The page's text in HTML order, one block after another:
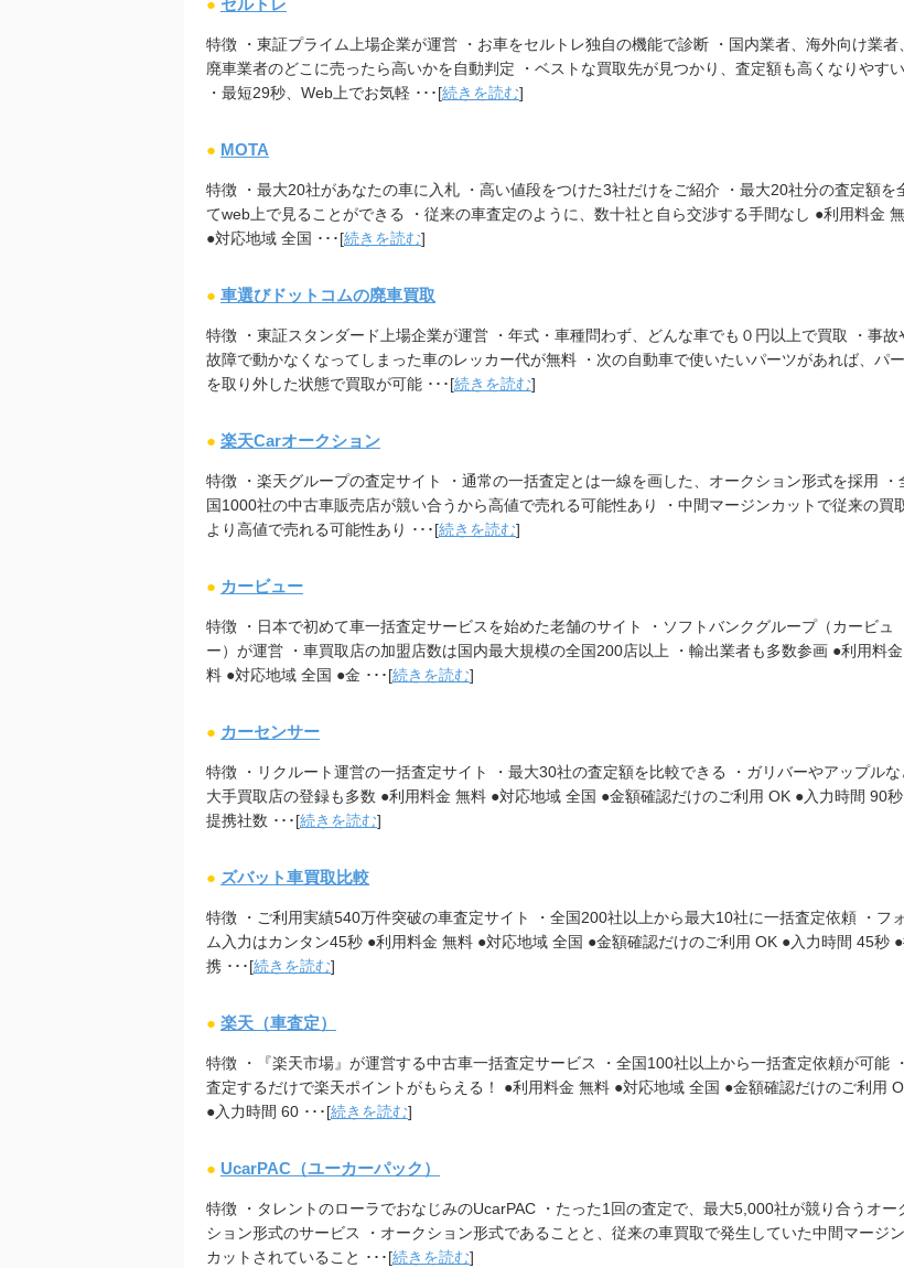
● セルトレ
特徴 ・東証プライム上場企業が運営 ・お車をセルトレ独自の機能で診断 ・国内業者、海外向け業者、
廃車業者のどこに売ったら高いかを自動判定 ・ベストな買取先が見つかり、査定額も高くなりやすい
・最短29秒、Web上でお気軽 ･･･[続きを読む]
● MOTA
特徴 ・最大20社があなたの車に入札 ・高い値段をつけた3社だけをご紹介 ・最大20社分の査定額を
てweb上で見ることができる ・従来の車査定のように、数十社と自ら交渉する手間なし ●利用料金
●対応地域 全国 ･･･[続きを読む]
● 車選びドットコムの廃車買取
特徴 ・東証スタンダード上場企業が運営 ・年式・車種問わず、どんな車でも０円以上で買取 ・事故
故障で動かなくなってしまった車のレッカー代が無料 ・次の自動車で使いたいパーツがあれば、パ
を取り外した状態で買取が可能 ･･･[続きを読む]
● 楽天Carオークション
特徴 ・楽天グループの査定サイト ・通常の一括査定とは一線を画した、オークション形式を採用 ・
国1000社の中古車販売店が競い合うから高値で売れる可能性あり ・中間マージンカットで従来の買
より高値で売れる可能性あり ･･･[続きを読む]
● カービュー
特徴 ・日本で初めて車一括査定サービスを始めた老舗のサイト ・ソフトバンクグループ（カービュ
ー）が運営 ・車買取店の加盟店数は国内最大規模の全国200店以上 ・輸出業者も多数参画 ●利用料
料 ●対応地域 全国 ●金 ･･･[続きを読む]
● カーセンサー
特徴 ・リクルート運営の一括査定サイト ・最大30社の査定額を比較できる ・ガリバーやアップルな
大手買取店の登録も多数 ●利用料金 無料 ●対応地域 全国 ●金額確認だけのご利用 OK ●入力時間 90
提携社数 ･･･[続きを読む]
● ズバット車買取比較
特徴 ・ご利用実績540万件突破の車査定サイト ・全国200社以上から最大10社に一括査定依頼 ・フ
ム入力はカンタン45秒 ●利用料金 無料 ●対応地域 全国 ●金額確認だけのご利用 OK ●入力時間 45秒
携 ･･･[続きを読む]
● 楽天（車査定）
特徴 ・『楽天市場』が運営する中古車一括査定サービス ・全国100社以上から一括査定依頼が可能 ・
査定するだけで楽天ポイントがもらえる！ ●利用料金 無料 ●対応地域 全国 ●金額確認だけのご利用
●入力時間 60 ･･･[続きを読む]
● UcarPAC（ユーカーパック）
特徴 ・タレントのローラでおなじみのUcarPAC ・たった1回の査定で、最大5,000社が競り合うオー
ション形式のサービス ・オークション形式であることと、従来の車買取で発生していた中間マージ
カットされていること ･･･[続きを読む]